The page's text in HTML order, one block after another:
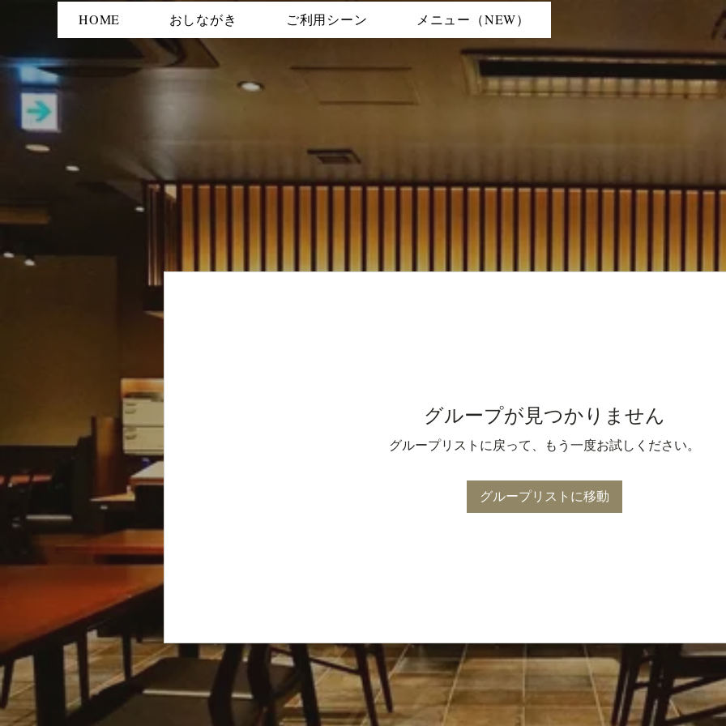
HOME おしながき ご利用シーン メニュー（NEW）
グループが見つかりません
グループリストに戻って、もう一度お試しください。
グループリストに移動